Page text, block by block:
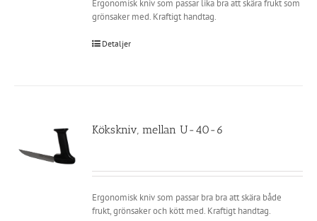
Ergonomisk kniv som passar lika bra att skära frukt som
grönsaker med. Kraftigt handtag.
Detaljer
Kökskniv, mellan U-40-6
Ergonomisk kniv som passar bra bra att skära både
frukt, grönsaker och kött med. Kraftigt handtag.